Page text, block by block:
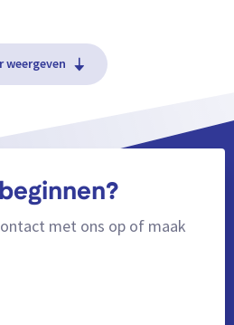
weergeven
met ons op of maak